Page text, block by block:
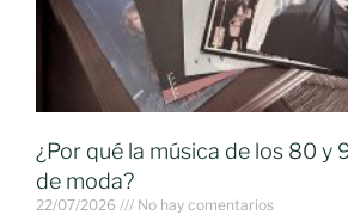
¿Por qué la música de los 80 y
de moda?
22/07/2026 No hay comentarios